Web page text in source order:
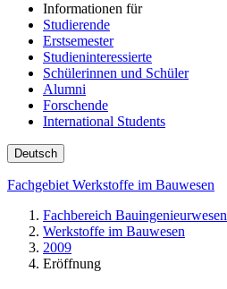
Informationen für
Studierende
Erstsemester
Studieninteressierte
Schülerinnen und Schüler
Alumni
Forschende
International Students
Deutsch
Fachgebiet Werkstoffe im Bauwesen
Fachbereich Bauingenieurwesen
Werkstoffe im Bauwesen
2009
Eröffnung